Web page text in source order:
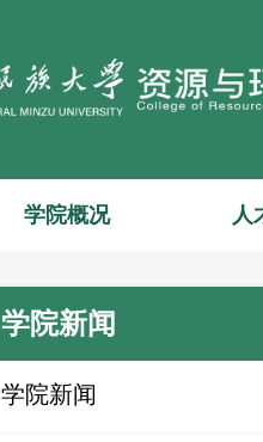
学院概况 人
学院新闻
学院新闻